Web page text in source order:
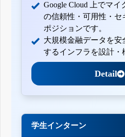
Google Cloud 上でマ
の信頼性・可用性・セ
ポジションです。
大規模金融データを安
するインフラを設計・
Detail
学生インターン